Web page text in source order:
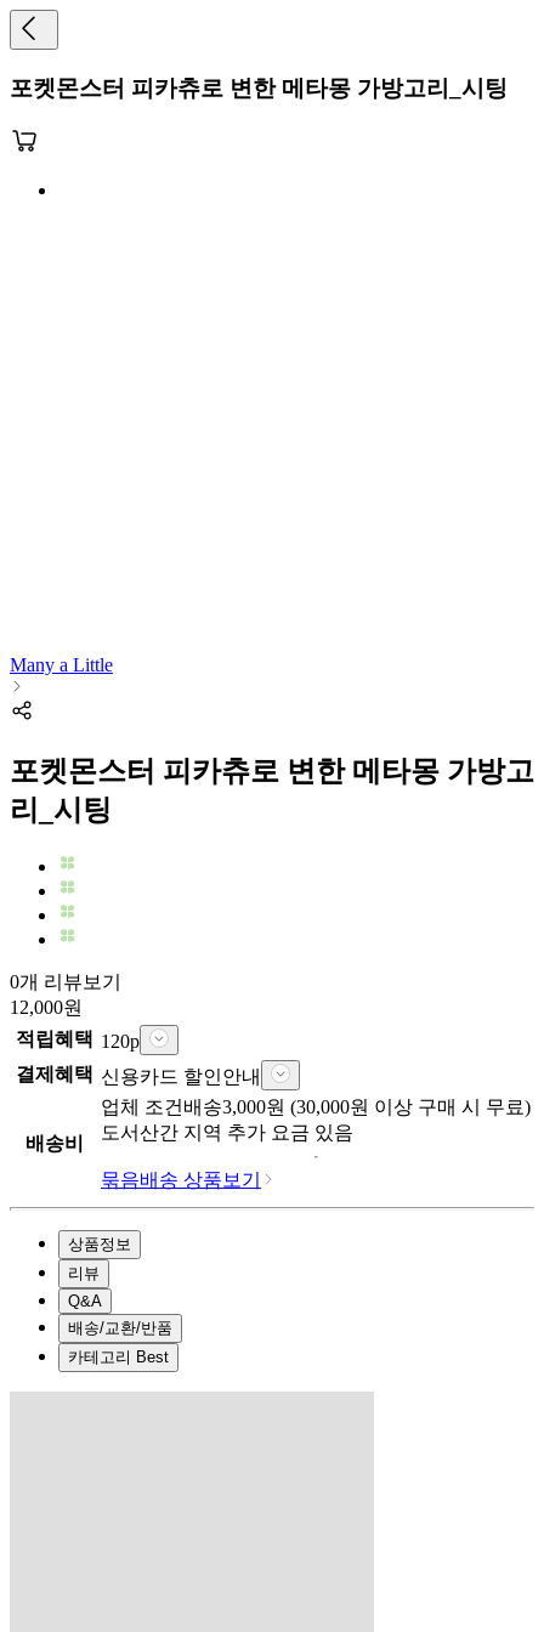
포켓몬스터 피카츄로 변한 메타몽 가방고리_시팅
Many a Little
포켓몬스터 피카츄로 변한 메타몽 가방고
리_시팅
0개 리뷰보기
12,000원
적립혜택 120p
결제혜택 신용카드 할인안내
배송비
업체 조건배송3,000원 (30,000원 이상 구매 시 무료)
도서산간 지역 추가 요금 있음
묶음배송 상품보기
상품정보
리뷰
Q&A
배송/교환/반품
카테고리 Best